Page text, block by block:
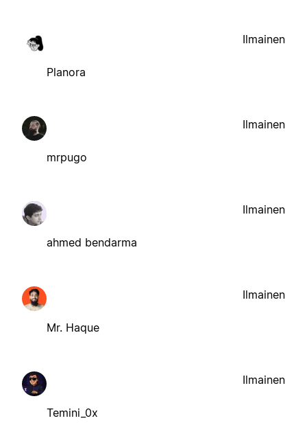
Planora
Ilmainen
mrpugo
Ilmainen
ahmed bendarma
Ilmainen
Mr. Haque
Ilmainen
Temini_0x
Ilmainen